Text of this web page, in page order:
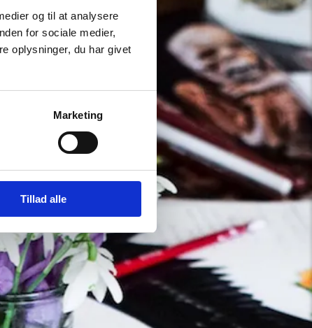
og til at analysere
for sociale medier,
oplysninger, du har givet
Marketing
Tillad alle